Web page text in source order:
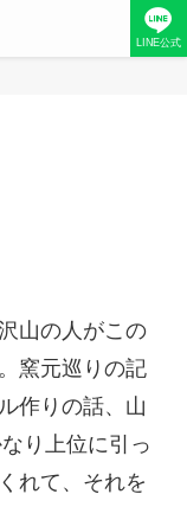
LINE公式
山の人がこの
窯元巡りの記
作りの話、山
り上位に引っ
れて、それを